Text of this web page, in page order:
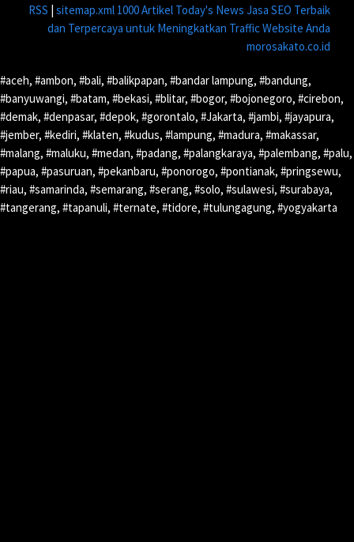
RSS | sitemap.xml 1000 Artikel Today's News Jasa SEO Terbaik
dan Terpercaya untuk Meningkatkan Traffic Website Anda
morosakato.co.id
#aceh, #ambon, #bali, #balikpapan, #bandar lampung, #bandung,
#banyuwangi, #batam, #bekasi, #blitar, #bogor, #bojonegoro, #cirebon,
#demak, #denpasar, #depok, #gorontalo, #Jakarta, #jambi, #jayapura,
#jember, #kediri, #klaten, #kudus, #lampung, #madura, #makassar,
#malang, #maluku, #medan, #padang, #palangkaraya, #palembang, #palu,
#papua, #pasuruan, #pekanbaru, #ponorogo, #pontianak, #pringsewu,
#riau, #samarinda, #semarang, #serang, #solo, #sulawesi, #surabaya,
#tangerang, #tapanuli, #ternate, #tidore, #tulungagung, #yogyakarta